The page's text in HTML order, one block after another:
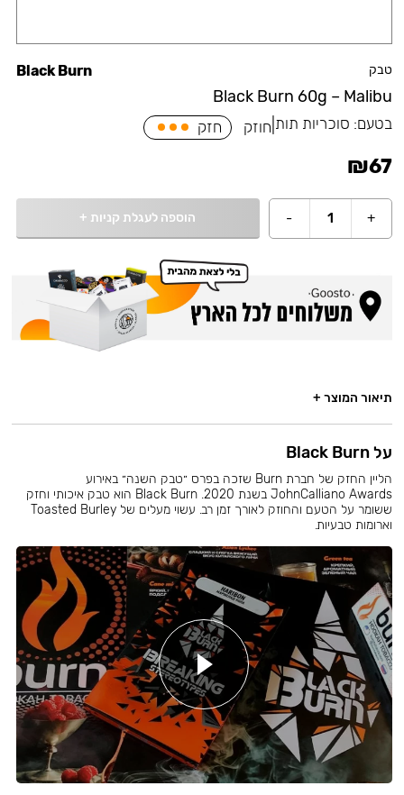
טבק
Black Burn 60g – Malibu
Black Burn
בטעם: סוכריות תות חוזק חזק
₪67
+
1
- הוספה לעגלת קניות +
תיאור המוצר +
על Black Burn
הליין החזק של חברת Burn שזכה בפרס ״טבק השנה״ באירוע
JohnCalliano Awards בשנת 2020. Black Burn הוא טבק איכותי וחזק
ששומר על הטעם והחוזק לאורך זמן רב. עשוי מעלים של Toasted Burley
וארומות טבעיות.